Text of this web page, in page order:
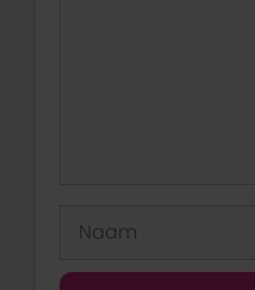
Naam